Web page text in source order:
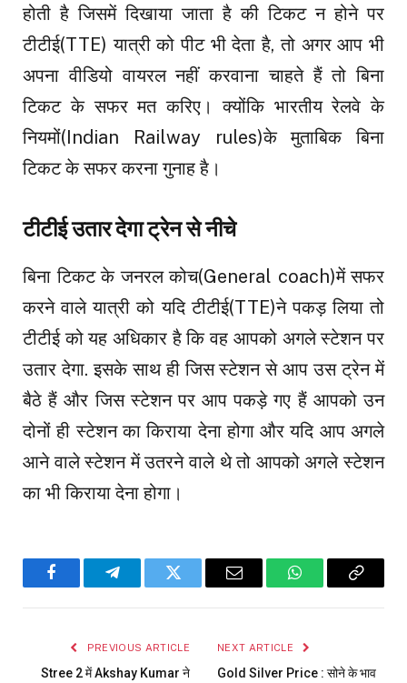
होती है जिसमें दिखाया जाता है की टिकट न होने पर
टीटीई(TTE) यात्री को पीट भी देता है, तो अगर आप भी
अपना वीडियो वायरल नहीं करवाना चाहते हैं तो बिना
टिकट के सफर मत करिए। क्योंकि भारतीय रेलवे के
नियमों(Indian Railway rules)के मुताबिक बिना
टिकट के सफर करना गुनाह है।
टीटीई उतार देगा ट्रेन से नीचे
बिना टिकट के जनरल कोच(General coach)में सफर
करने वाले यात्री को यदि टीटीई(TTE)ने पकड़ लिया तो
टीटीई को यह अधिकार है कि वह आपको अगले स्टेशन पर
उतार देगा. इसके साथ ही जिस स्टेशन से आप उस ट्रेन में
बैठे हैं और जिस स्टेशन पर आप पकड़े गए हैं आपको उन
दोनों ही स्टेशन का किराया देना होगा और यदि आप अगले
आने वाले स्टेशन में उतरने वाले थे तो आपको अगले स्टेशन
का भी किराया देना होगा।
FacebookTelegramTwitter Email WhatsAppCopy
PREVIOUS ARTICLE
Stree 2 में Akshay Kumar ने
NEXT ARTICLE
Gold Silver Price : सोने के भाव